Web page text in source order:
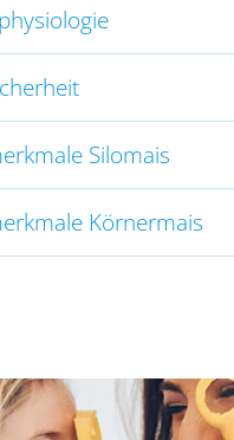
Silomais
Körnermais